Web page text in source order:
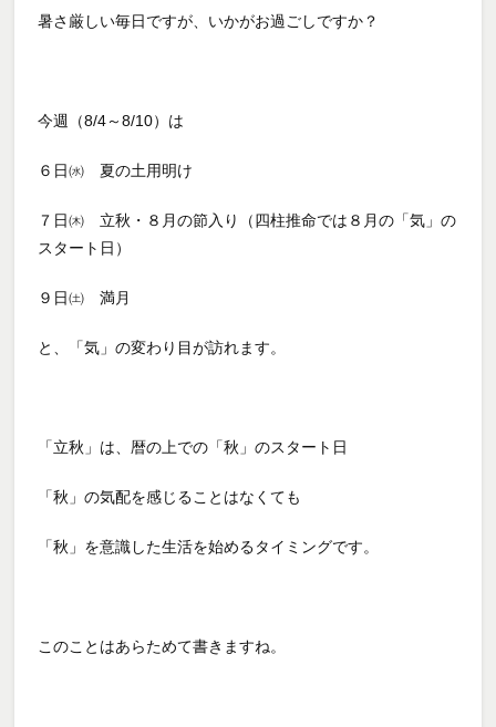
暑さ厳しい毎日ですが、いかがお過ごしですか？
今週（8/4～8/10）は
６日㈬ 夏の土用明け
７日㈭ 立秋・８月の節入り（四柱推命では８月の「気」の
スタート日）
９日㈯ 満月
と、「気」の変わり目が訪れます。
「立秋」は、暦の上での「秋」のスタート日
「秋」の気配を感じることはなくても
「秋」を意識した生活を始めるタイミングです。
このことはあらためて書きますね。